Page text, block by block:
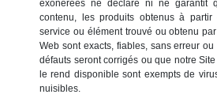
exonérées ne déclare ni ne garantit
contenu, les produits obtenus à
service ou élément trouvé ou obtenu
Web sont exacts, fiables, sans erreur
défauts seront corrigés ou que notre
le rend disponible sont exempts de
nuisibles.